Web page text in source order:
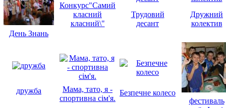
День Знань
Конкурс"Самий
класний
класний\"
Трудовий
десант
Дружний
колектив
дружба
Мама, тато, я -
спортивна сім'я.
Безпечне колесо
фестиваль